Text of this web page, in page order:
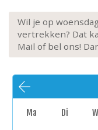
Wil je op
vertrekken? Dat
Mail of bel ons!
Ma Di